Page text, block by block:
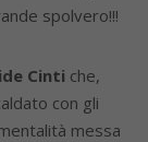
spolvero!!!
Cinti che,
con gli
messa